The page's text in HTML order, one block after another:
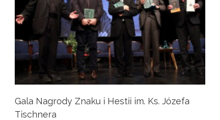
Gala Nagrody Znaku i Hestii im. Ks. Józefa
Tischnera